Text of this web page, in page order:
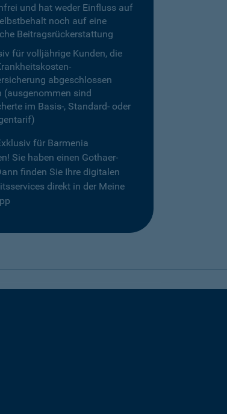
und hat weder Einfluss auf
noch auf eine
Beitragsrückerstattung
für volljährige Kunden, die
abgeschlossen
(ausgenommen sind
im Basis-, Standard- oder
für Barmenia
Sie haben einen Gothaer-
finden Sie Ihre digitalen
direkt in der Meine